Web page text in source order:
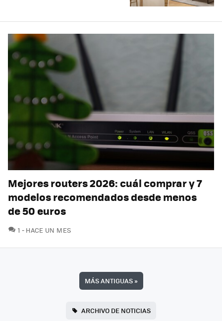
Mejores routers 2026: cuál comprar y 7
modelos recomendados desde menos
de 50 euros
1 COMENTARIOS
HACE UN MES
MÁS ANTIGUAS»
ARCHIVO DE NOTICIAS